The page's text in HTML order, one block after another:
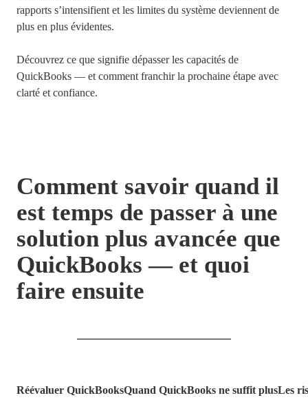
rapports s’intensifient et les limites du système deviennent de
plus en plus évidentes.
Découvrez ce que signifie dépasser les capacités de
QuickBooks — et comment franchir la prochaine étape avec
clarté et confiance.
Comment savoir quand il
est temps de passer à une
solution plus avancée que
QuickBooks — et quoi
faire ensuite
Réévaluer QuickBooksQuand QuickBooks ne suffit plusLes